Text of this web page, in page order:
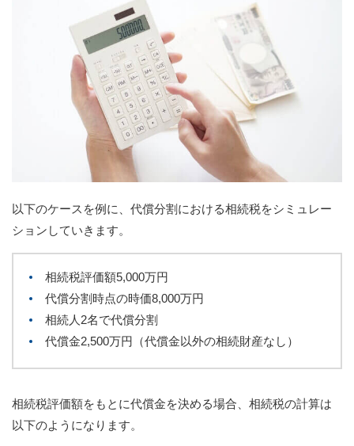
以下のケースを例に、代償分割における相続税をシミュレー
ションしていきます。
相続税評価額5,000万円
代償分割時点の時価8,000万円
相続人2名で代償分割
代償金2,500万円（代償金以外の相続財産なし）
相続税評価額をもとに代償金を決める場合、相続税の計算は
以下のようになります。